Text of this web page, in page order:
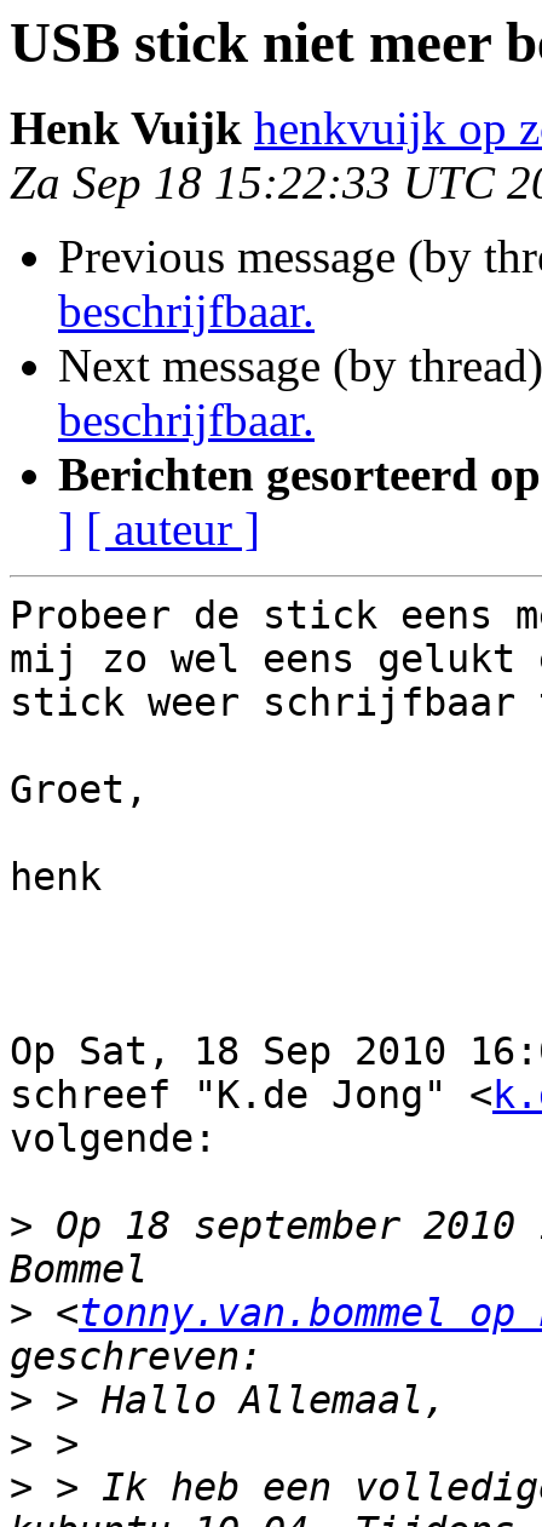
USB stick niet meer
Henk Vuijk henkvuijk op
Za Sep 18 15:22:33 UTC
Previous message (by
beschrijfbaar.
Next message (by
beschrijfbaar.
Berichten gesorteerd
] [ auteur ]
Probeer de stick eens
mij zo wel eens gelukt
stick weer
Groet,
henk
Op Sat, 18 Sep 2010
schreef "K.de Jong" <
volgende:
> Op 18 september
> <tonny.van.bommel
>
>
> > Ik heb een